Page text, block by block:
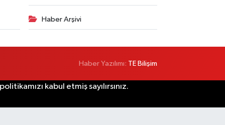
Haber Arşivi
Haber Yazılımı: TE Bilişim
kabul etmiş sayılırsınız.